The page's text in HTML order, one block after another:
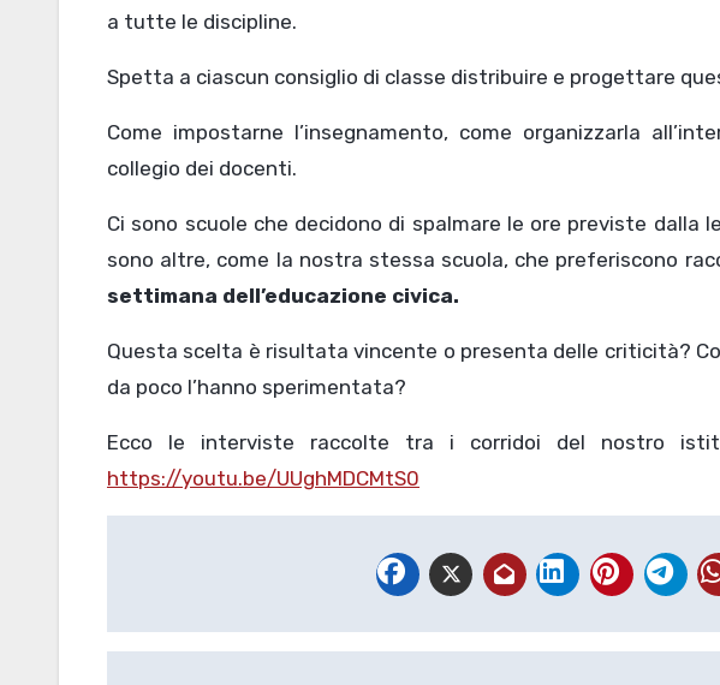
a tutte le discipline.
Spetta a ciascun consiglio di classe distribuire e progettare
Come impostarne l’insegnamento, come organizzarla
collegio dei docenti.
Ci sono scuole che decidono di spalmare le ore previste dalla
sono altre, come la nostra stessa scuola, che preferiscono
settimana dell’educazione civica.
Questa scelta è risultata vincente o presenta delle criticità?
da poco l’hanno sperimentata?
Ecco le interviste raccolte tra i corridoi del nostro
https://youtu.be/UUghMDCMtS0